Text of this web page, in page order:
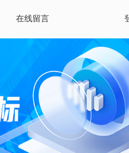
在线留言